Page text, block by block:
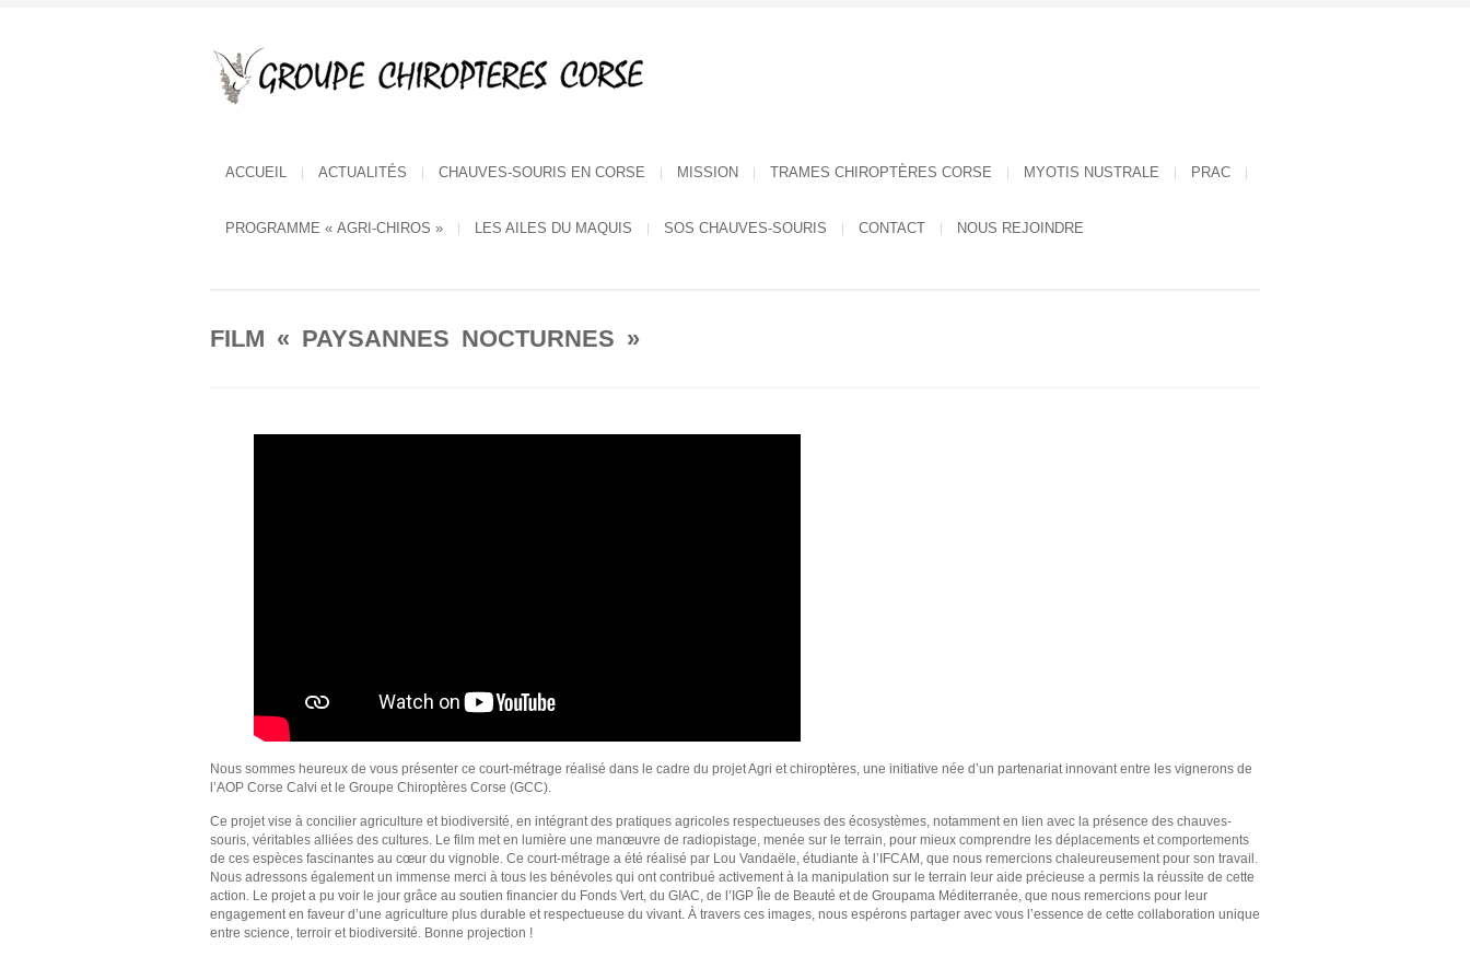
ACCUEIL ACTUALITÉS CHAUVES-SOURIS EN CORSE MISSION TRAMES CHIROPTÈRES CORSE MYOTIS NUSTRALE PRAC
PROGRAMME « AGRI-CHIROS » LES AILES DU MAQUIS SOS CHAUVES-SOURIS CONTACT NOUS REJOINDRE
FILM « PAYSANNES NOCTURNES »
Nous sommes heureux de vous présenter ce court-métrage réalisé dans le cadre du projet Agri et chiroptères, une initiative née d’un partenariat innovant entre les vignerons de
l’AOP Corse Calvi et le Groupe Chiroptères Corse (GCC).
Ce projet vise à concilier agriculture et biodiversité, en intégrant des pratiques agricoles respectueuses des écosystèmes, notamment en lien avec la présence des chauves-
souris, véritables alliées des cultures. Le film met en lumière une manœuvre de radiopistage, menée sur le terrain, pour mieux comprendre les déplacements et comportements
de ces espèces fascinantes au cœur du vignoble. Ce court-métrage a été réalisé par Lou Vandaële, étudiante à l’IFCAM, que nous remercions chaleureusement pour son travail.
Nous adressons également un immense merci à tous les bénévoles qui ont contribué activement à la manipulation sur le terrain leur aide précieuse a permis la réussite de cette
action. Le projet a pu voir le jour grâce au soutien financier du Fonds Vert, du GIAC, de l’IGP Île de Beauté et de Groupama Méditerranée, que nous remercions pour leur
engagement en faveur d’une agriculture plus durable et respectueuse du vivant. À travers ces images, nous espérons partager avec vous l’essence de cette collaboration unique
entre science, terroir et biodiversité. Bonne projection !